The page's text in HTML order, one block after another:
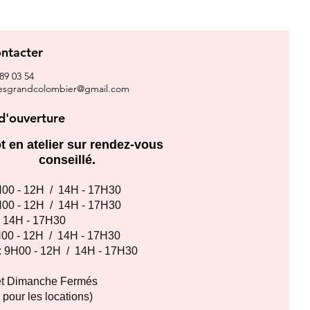
03 54
en atelier sur rendez-vous
conseillé.
- 12H / 14H - 17H30
- 12H / 14H - 17H30
14H - 17H30
- 12H / 14H - 17H30
9H00 - 12H / 14H - 17H30
Dimanche Fermés
pour les locations)